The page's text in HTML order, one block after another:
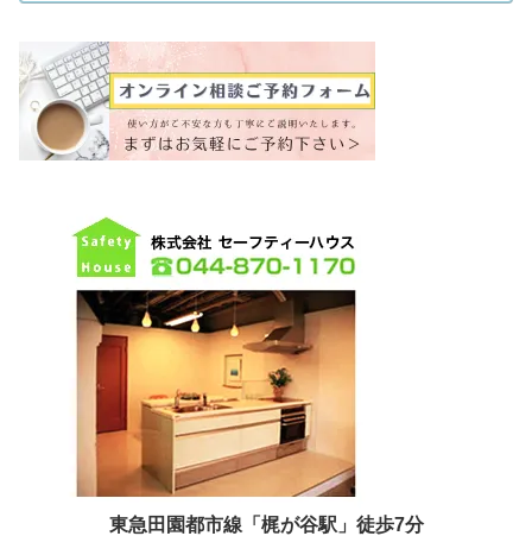
東急田園都市線「梶が谷駅」徒歩7分